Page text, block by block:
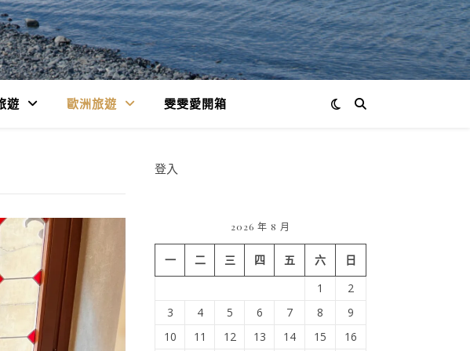
遊 歐洲旅遊 雯雯愛開箱
登入
2026 年 8 月
一 二 三 四 五 六
日
1
2
3
4 5 6 7 8
9
10
11 12 13 14 15 16